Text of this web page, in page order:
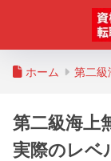
ホーム 第二級
第二級海上
実際のレベ